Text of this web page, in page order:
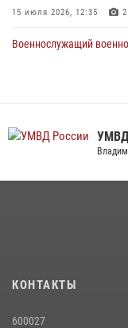
15 июля 2026, 12:35 2
Военнослужащий
Сотрудники
участие в
Крещения Руси
УМВД
КОНТАКТЫ
600027